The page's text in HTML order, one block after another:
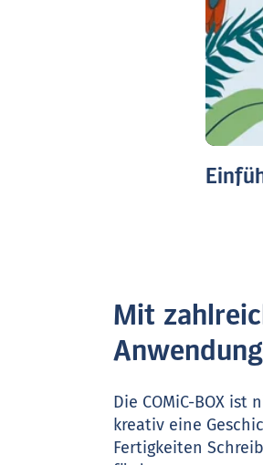
Mit
Die COMiC-BOX
kreativ eine
Fertigkeiten